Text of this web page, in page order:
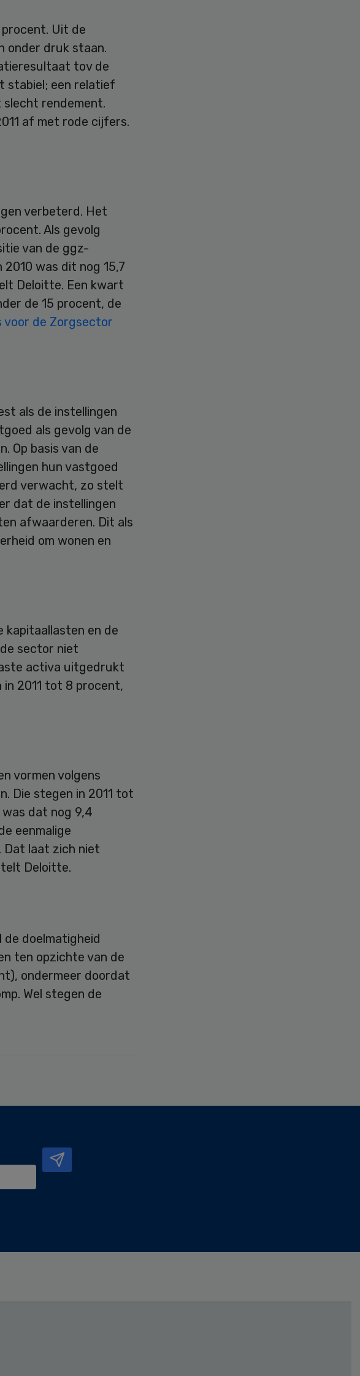
Uit de
onder druk staan.
tov de
stabiel; een relatief
rendement.
af met rode cijfers.
verbeterd. Het
Als gevolg
van de ggz-
was dit nog 15,7
Deloitte. Een kwart
de 15 procent, de
voor de Zorgsector
als de instellingen
als gevolg van de
Op basis van de
hun vastgoed
verwacht, zo stelt
dat de instellingen
afwaarderen. Dit als
om wonen en
kapitaallasten en de
sector niet
activa uitgedrukt
2011 tot 8 procent,
vormen volgens
Die stegen in 2011 tot
dat nog 9,4
eenmalige
Dat laat zich niet
Deloitte.
de doelmatigheid
ten opzichte van de
ondermeer doordat
Wel stegen de